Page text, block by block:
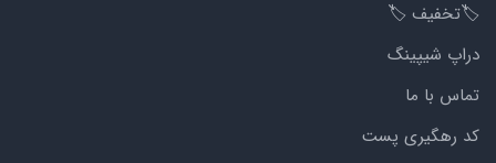
🏷️تخفیف 🏷️
دراپ شیپینگ
تماس با ما
کد رهگیری پست